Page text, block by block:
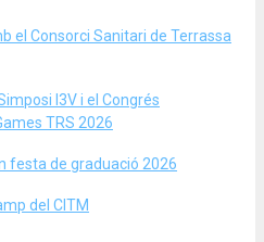
el Consorci Sanitari de Terrassa
I3V i el Congrés
TRS 2026
festa de graduació 2026
del CITM